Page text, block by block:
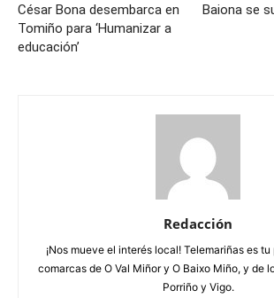
César Bona desembarca en
Tomiño para ‘Humanizar a
educación’
Baiona se
Redacción
¡Nos mueve el interés local! Telemariñas es
comarcas de O Val Miñor y O Baixo Miño, y de
Porriño y Vigo.